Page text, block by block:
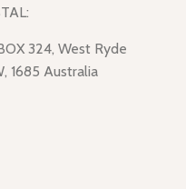
324, West Ryde
1685 Australia